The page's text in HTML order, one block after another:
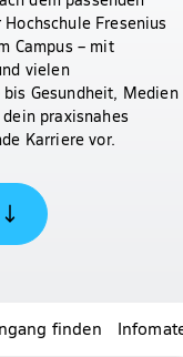
Fresenius
Campus – mit
vielen
Gesundheit, Medien
praxisnahes
Karriere vor.
finden